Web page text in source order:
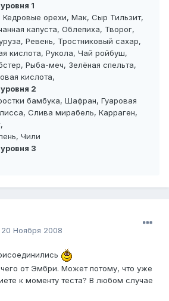
1
Кедровые орехи, Мак, Сыр Тильзит,
капуста, Облепиха, Творог,
Ревень, Тростниковый сахар,
кислота, Рукола, Чай ройбуш,
Рыба-меч, Зелёная спельта,
кислота,
2
бамбука, Шафран, Гуаровая
Слива мирабель, Карраген,
Чили
3
20 Ноября 2008
от Эмбри. Может потому, что уже
к моменту теста? В любом случае